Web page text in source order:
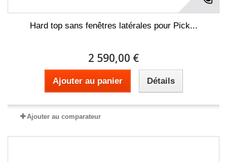
Hard top sans fenêtres latérales pour Pick...
2 590,00 €
Ajouter au panier Détails
Ajouter au comparateur